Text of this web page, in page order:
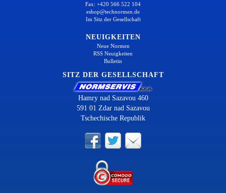
Fax: +420 566 522 104
eshop@technormen.de
Im Sitz der Gesellschaft
NEUIGKEITEN
Neue Normen
RSS Neuigkeiten
Bulletin
SITZ DER GESELLSCHAFT
Hamry nad Sazavou 460
591 01 Zdar nad Sazavou
Tschechische Republik